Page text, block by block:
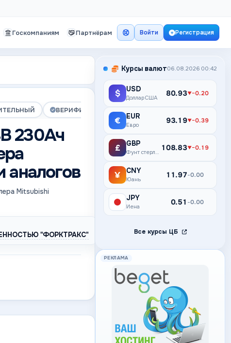
Госкомпаниям Партнёрам Войти Регистрация
ВЕРИФИЦИРОВАНА
230Ач
аналогов
Mitsubishi
"ФОРКТРАКС"
Курсы валют06.08.2026 00:42
$ USD
Доллар США 80.93▼−0.20
€ EUR
Евро 93.19▼−0.39
£ GBP
Фунт стерлингов 108.83▼−0.19
¥ CNY
Юань 11.97–0.00
¥ JPY
Иена 0.51 –0.00
Все курсы ЦБ
РЕКЛАМА